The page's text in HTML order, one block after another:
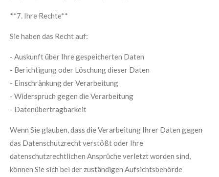
**7. Ihre Rechte**
Sie haben das Recht auf:
- Auskunft über Ihre gespeicherten Daten
- Berichtigung oder Löschung dieser Daten
- Einschränkung der Verarbeitung
- Widerspruch gegen die Verarbeitung
- Datenübertragbarkeit
Wenn Sie glauben, dass die Verarbeitung Ihrer Daten gegen
das Datenschutzrecht verstößt oder Ihre
datenschutzrechtlichen Ansprüche verletzt worden sind,
können Sie sich bei der zuständigen Aufsichtsbehörde